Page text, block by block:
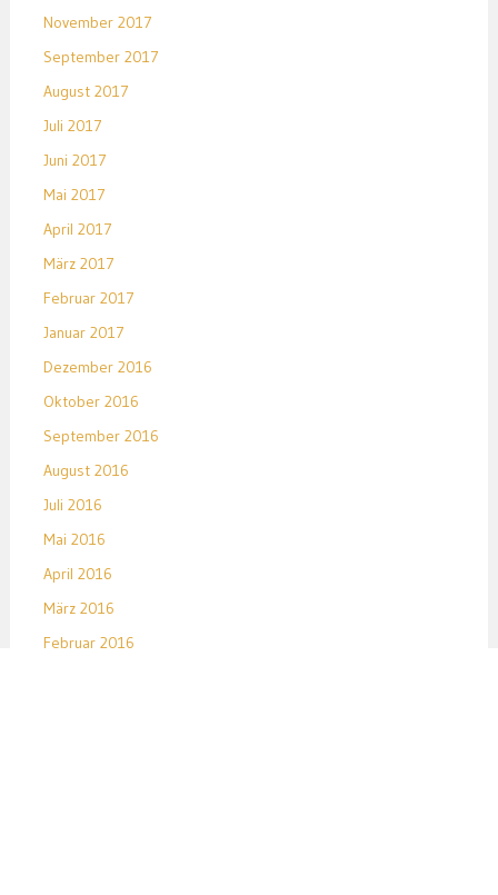
November 2017
September 2017
August 2017
Juli 2017
Juni 2017
Mai 2017
April 2017
März 2017
Februar 2017
Januar 2017
Dezember 2016
Oktober 2016
September 2016
August 2016
Juli 2016
Mai 2016
April 2016
März 2016
Februar 2016